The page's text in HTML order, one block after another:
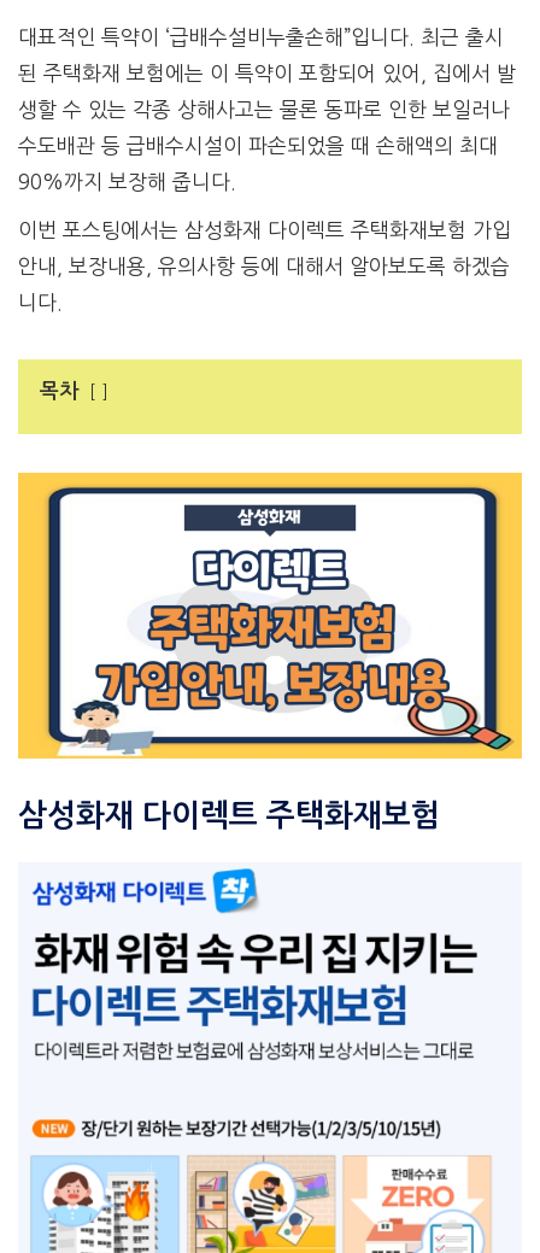
대표적인 특약이 ‘급배수설비누출손해”입니다. 최근 출시
된 주택화재 보험에는 이 특약이 포함되어 있어, 집에서 발
생할 수 있는 각종 상해사고는 물론 동파로 인한 보일러나
수도배관 등 급배수시설이 파손되었을 때 손해액의 최대
90%까지 보장해 줍니다.
이번 포스팅에서는 삼성화재 다이렉트 주택화재보험 가입
안내, 보장내용, 유의사항 등에 대해서 알아보도록 하겠습
니다.
목차
삼성화재 다이렉트 주택화재보험